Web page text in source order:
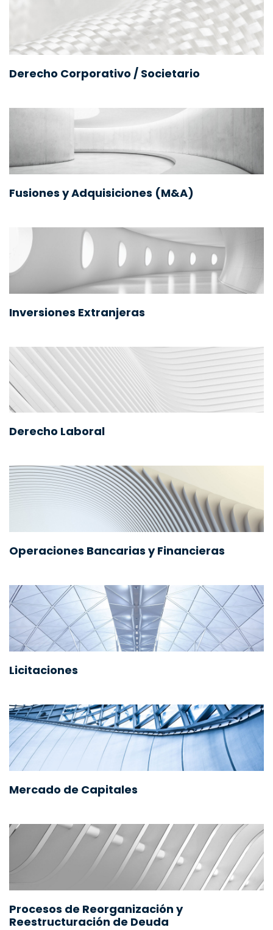
Derecho Corporativo / Societario
Fusiones y Adquisiciones (M&A)
Inversiones Extranjeras
Derecho Laboral
Operaciones Bancarias y Financieras
Licitaciones
Mercado de Capitales
Procesos de Reorganización y
Reestructuración de Deuda